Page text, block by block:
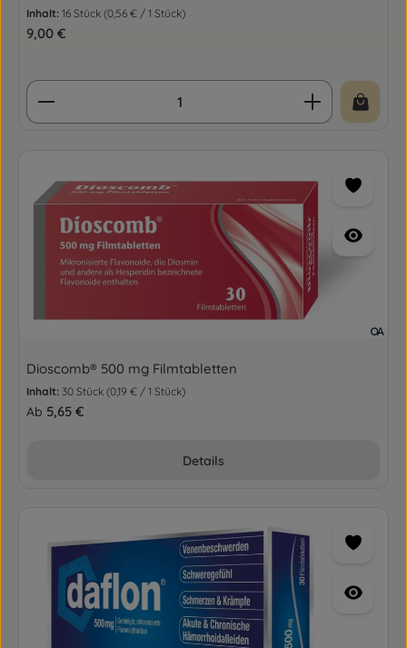
Inhalt: 16 Stück (0,56 € / 1 Stück)
Regulärer Preis:
9,00 €
Produkt Anzahl: Gib den gewünschten Wert
Dioscomb® 500 mg Filmtabletten
Inhalt: 30 Stück (0,19 € / 1 Stück)
Regulärer Preis:
Ab 5,65 €
Details